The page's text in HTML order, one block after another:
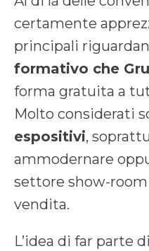
certamente
principali
formativo che
forma gratuita a
Molto considerati
espositivi,
ammodernare
settore show-
vendita.
L’idea di far parte